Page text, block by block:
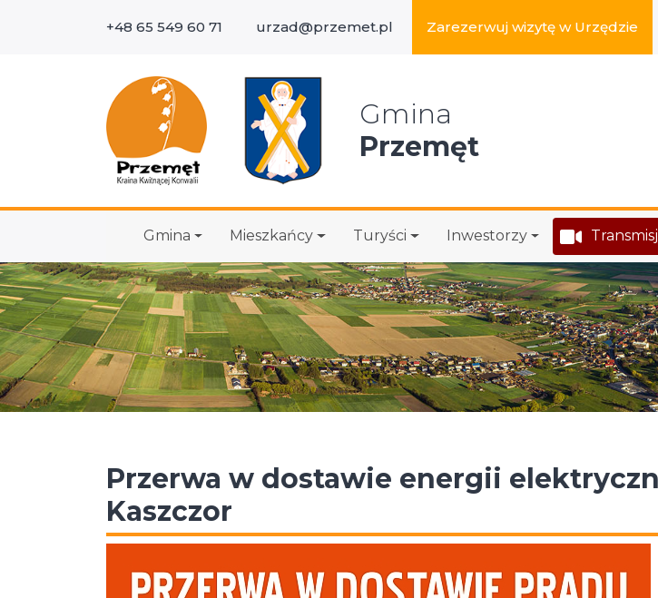
+48 65 549 60 71 urzad@przemet.pl Zarezerwuj wizytę w Urzędzie
Gmina
Przemęt
Gmina Mieszkańcy Turyści Inwestorzy
Przerwa w dostawie energii
Kaszczor
Wyszukaj w serwisie